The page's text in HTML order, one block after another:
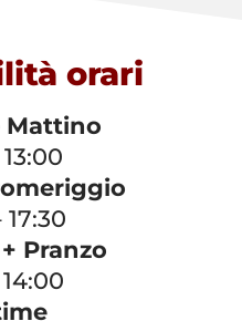
orari
Mattino
17:30
Pranzo